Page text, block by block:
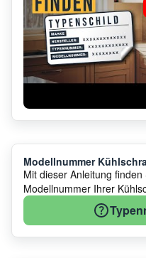
Modellnummer
Mit dieser Anleitung
Modellnummer Ihrer